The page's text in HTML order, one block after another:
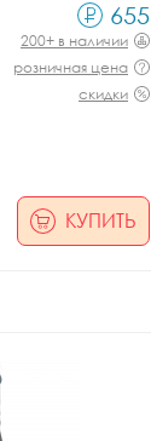
655
200+ в наличии
розничная цена
скидки
КУПИТЬ